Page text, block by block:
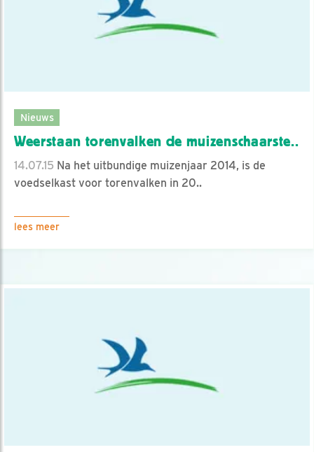
Nieuws
Weerstaan torenvalken de muizenschaarste..
14.07.15 Na het uitbundige muizenjaar 2014, is de
voedselkast voor torenvalken in 20..
lees meer